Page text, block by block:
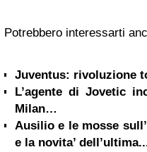
Potrebbero interessarti
Juventus: rivoluzione
L’agente di Jovetic
Milan…
Ausilio e le mosse
e la novita’